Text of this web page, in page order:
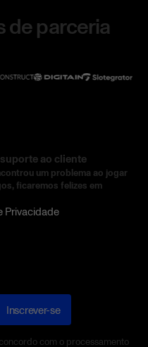
de parceria
ao cliente
um problema ao jogar
ficaremos felizes em
Privacidade
Inscrever-se
com o processamento